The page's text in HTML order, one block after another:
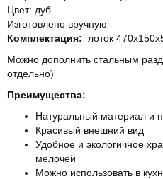
Цвет: дуб
Изготовлено вручную
Комплектация: лоток
Можно дополнить стальным
отдельно)
Преимущества:
Натуральный материал и
Красивый внешний вид
Удобное и экологичное
мелочей
Можно использовать в